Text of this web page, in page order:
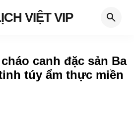
VIỆT VIP search
canh đặc sản Ba
túy ẩm thực miền